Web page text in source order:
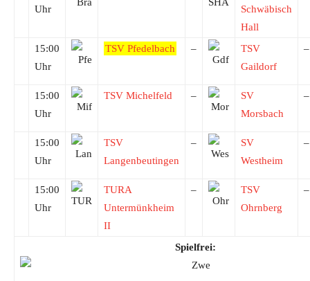
Uhr
Schwäbisch
Hall
15:00
Uhr
TSV Pfedelbach –
TSV
Gaildorf
–
15:00
Uhr
TSV Michelfeld –
SV
Morsbach
–
15:00
Uhr
TSV
Langenbeutingen
–
SV
Westheim
–
15:00
Uhr
TURA
Untermünkheim
II
–
TSV
Ohrnberg
–
Spielfrei: